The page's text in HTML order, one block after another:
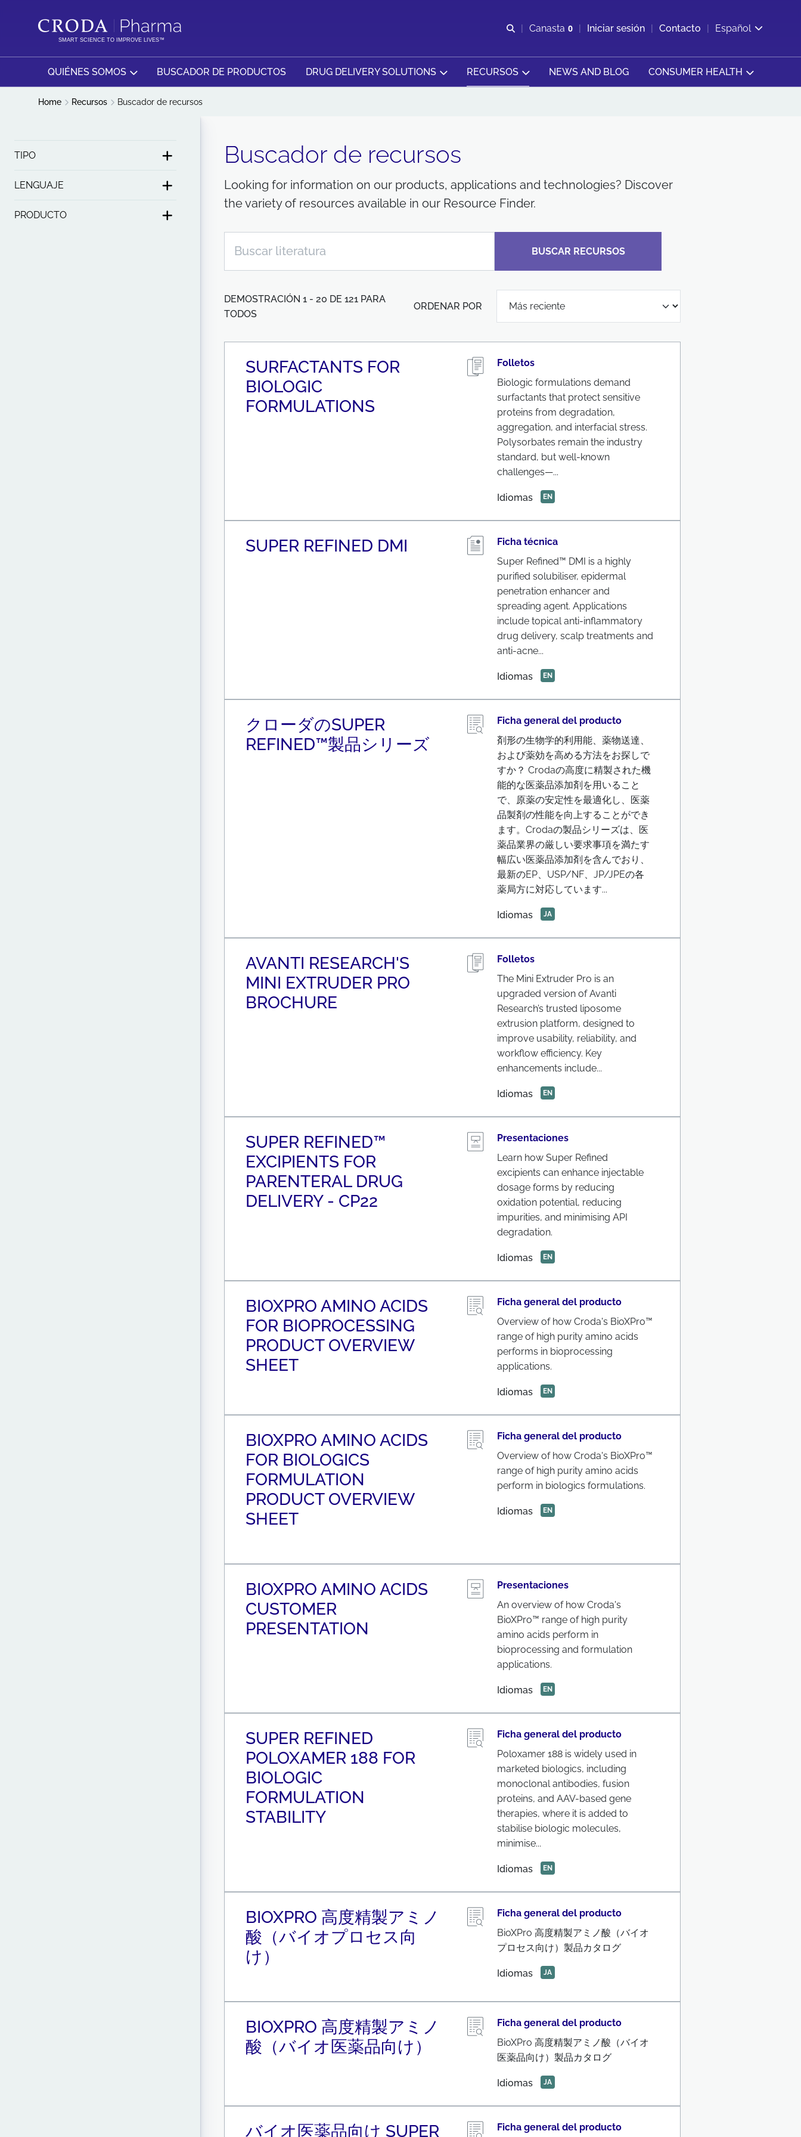
SMART SCIENCE TO IMPROVE LIVES™
Abrir b&#250;squeda
Canasta 0
Ver carrito
Iniciar sesión Contacto Español
QUIÉNES SOMOS BUSCADOR DE PRODUCTOS DRUG DELIVERY SOLUTIONS RECURSOS NEWS AND BLOG CONSUMER HEALTH
Home Recursos Buscador de recursos
TIPO
LENGUAJE
PRODUCTO
Buscador de recursos
Looking for information on our products, applications and technologies? Discover
the variety of resources available in our Resource Finder.
BUSCAR RECURSOS
DEMOSTRACIÓN 1 - 20 DE 121 PARA
TODOS
ORDENAR POR
SURFACTANTS FOR
BIOLOGIC
FORMULATIONS
Folletos
Biologic formulations demand
surfactants that protect sensitive
proteins from degradation,
aggregation, and interfacial stress.
Polysorbates remain the industry
standard, but well-known
challenges—...
Idiomas EN
SUPER REFINED DMI
Ficha técnica
Super Refined™ DMI is a highly
purified solubiliser, epidermal
penetration enhancer and
spreading agent. Applications
include topical anti-inflammatory
drug delivery, scalp treatments and
anti-acne...
Idiomas EN
クローダのSUPER
REFINED™製品シリーズ
Ficha general del producto
剤形の生物学的利用能、薬物送達、
および薬効を高める方法をお探しで
すか？ Crodaの高度に精製された機
能的な医薬品添加剤を用いること
で、原薬の安定性を最適化し、医薬
品製剤の性能を向上することができ
ます。Crodaの製品シリーズは、医
薬品業界の厳しい要求事項を満たす
幅広い医薬品添加剤を含んでおり、
最新のEP、USP/NF、JP/JPEの各
薬局方に対応しています...
Idiomas JA
AVANTI RESEARCH'S
MINI EXTRUDER PRO
BROCHURE
Folletos
The Mini Extruder Pro is an
upgraded version of Avanti
Research’s trusted liposome
extrusion platform, designed to
improve usability, reliability, and
workflow efficiency. Key
enhancements include...
Idiomas EN
SUPER REFINED™
EXCIPIENTS FOR
PARENTERAL DRUG
DELIVERY - CP22
Presentaciones
Learn how Super Refined
excipients can enhance injectable
dosage forms by reducing
oxidation potential, reducing
impurities, and minimising API
degradation.
Idiomas EN
BIOXPRO AMINO ACIDS
FOR BIOPROCESSING
PRODUCT OVERVIEW
SHEET
Ficha general del producto
Overview of how Croda's BioXPro™
range of high purity amino acids
performs in bioprocessing
applications.
Idiomas EN
BIOXPRO AMINO ACIDS
FOR BIOLOGICS
FORMULATION
PRODUCT OVERVIEW
SHEET
Ficha general del producto
Overview of how Croda's BioXPro™
range of high purity amino acids
perform in biologics formulations.
Idiomas EN
BIOXPRO AMINO ACIDS
CUSTOMER
PRESENTATION
Presentaciones
An overview of how Croda's
BioXPro™ range of high purity
amino acids perform in
bioprocessing and formulation
applications.
Idiomas EN
SUPER REFINED
POLOXAMER 188 FOR
BIOLOGIC
FORMULATION
STABILITY
Ficha general del producto
Poloxamer 188 is widely used in
marketed biologics, including
monoclonal antibodies, fusion
proteins, and AAV-based gene
therapies, where it is added to
stabilise biologic molecules,
minimise...
Idiomas EN
BIOXPRO 高度精製アミノ
酸（バイオプロセス向
け）
Ficha general del producto
BioXPro 高度精製アミノ酸（バイオ
プロセス向け）製品カタログ
Idiomas JA
BIOXPRO 高度精製アミノ
酸（バイオ医薬品向け）
Ficha general del producto
BioXPro 高度精製アミノ酸（バイオ
医薬品向け）製品カタログ
Idiomas JA
バイオ医薬品向け SUPER Ficha general del producto